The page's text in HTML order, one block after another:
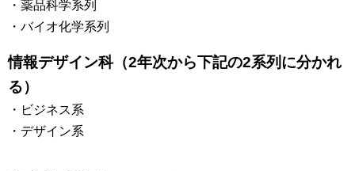
・薬品科学系列
・バイオ化学系列
情報デザイン科（2年次から下記の2系列に分かれ
る）
・ビジネス系
・デザイン系